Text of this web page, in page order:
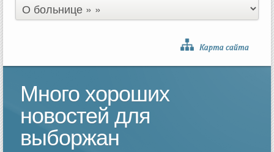
Много хороших
новостей для
выборжан